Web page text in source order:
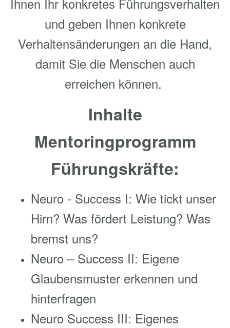
und geben Ihnen konkrete
Verhaltensänderungen an die Hand,
damit Sie die Menschen auch
erreichen können.
Inhalte
Mentoringprogramm
Führungskräfte:
Neuro - Success I: Wie tickt unser
Hirn? Was fördert Leistung? Was
bremst uns?
Neuro – Success II: Eigene
Glaubensmuster erkennen und
hinterfragen
Neuro Success III: Eigenes